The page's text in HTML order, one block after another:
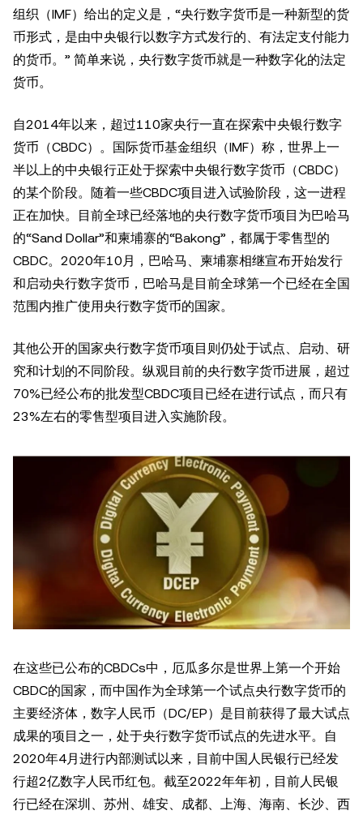
组织（IMF）给出的定义是，“央行数字货币是一种新型的货
币形式，是由中央银行以数字方式发行的、有法定支付能力
的货币。” 简单来说，央行数字货币就是一种数字化的法定
货币。
自2014年以来，超过110家央行一直在探索中央银行数字
货币（CBDC）。国际货币基金组织（IMF）称，世界上一
半以上的中央银行正处于探索中央银行数字货币（CBDC）
的某个阶段。随着一些CBDC项目进入试验阶段，这一进程
正在加快。目前全球已经落地的央行数字货币项目为巴哈马
的“Sand Dollar”和柬埔寨的“Bakong”，都属于零售型的
CBDC。2020年10月，巴哈马、柬埔寨相继宣布开始发行
和启动央行数字货币，巴哈马是目前全球第一个已经在全国
范围内推广使用央行数字货币的国家。
其他公开的国家央行数字货币项目则仍处于试点、启动、研
究和计划的不同阶段。纵观目前的央行数字货币进展，超过
70%已经公布的批发型CBDC项目已经在进行试点，而只有
23%左右的零售型项目进入实施阶段。
在这些已公布的CBDCs中，厄瓜多尔是世界上第一个开始
CBDC的国家，而中国作为全球第一个试点央行数字货币的
主要经济体，数字人民币（DC/EP）是目前获得了最大试点
成果的项目之一，处于央行数字货币试点的先进水平。自
2020年4月进行内部测试以来，目前中国人民银行已经发
行超2亿数字人民币红包。截至2022年年初，目前人民银
行已经在深圳、苏州、雄安、成都、上海、海南、长沙、西